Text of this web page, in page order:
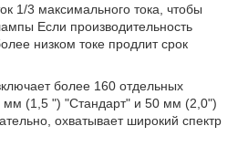
1/3 максимального тока, чтобы
Если производительность
низком токе продлит срок
более 160 отдельных
мм (1,5 ") "Стандарт" и 50 мм (2,0")
охватывает широкий спектр